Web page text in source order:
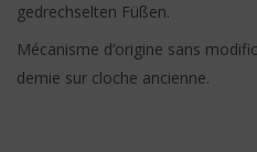
gedrechselten Füßen.
Mécanisme d’origine sans
demie sur cloche ancienne.